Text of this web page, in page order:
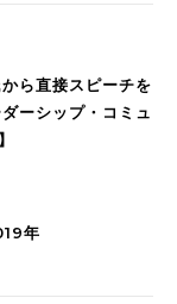
ら直接スピーチを
ーシップ・コミュ
年